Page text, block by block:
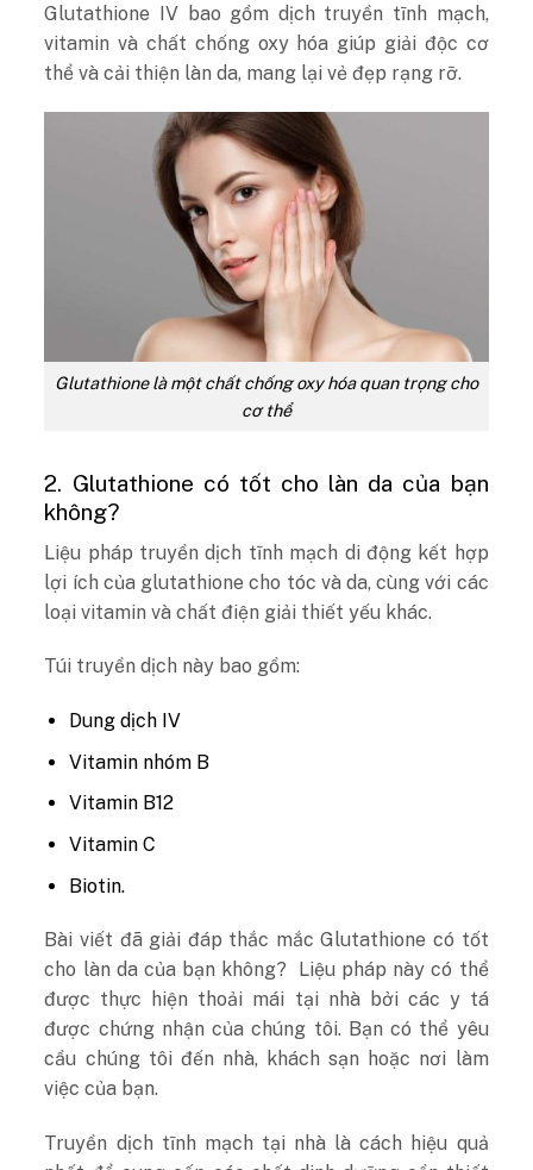
Glutathione IV bao gồm dịch truyền tĩnh mạch,
vitamin và chất chống oxy hóa giúp giải độc cơ
thể và cải thiện làn da, mang lại vẻ đẹp rạng rỡ.
Glutathione là một chất chống oxy hóa quan trọng cho
cơ thể
2. Glutathione có tốt cho làn da của bạn
không?
Liệu pháp truyền dịch tĩnh mạch di động kết hợp
lợi ích của glutathione cho tóc và da, cùng với các
loại vitamin và chất điện giải thiết yếu khác.
Túi truyền dịch này bao gồm:
Dung dịch IV
Vitamin nhóm B
Vitamin B12
Vitamin C
Biotin.
Bài viết đã giải đáp thắc mắc Glutathione có tốt
cho làn da của bạn không? Liệu pháp này có thể
được thực hiện thoải mái tại nhà bởi các y tá
được chứng nhận của chúng tôi. Bạn có thể yêu
cầu chúng tôi đến nhà, khách sạn hoặc nơi làm
việc của bạn.
Truyền dịch tĩnh mạch tại nhà là cách hiệu quả